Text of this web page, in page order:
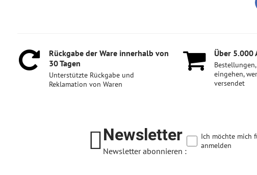
Rückgabe der Ware innerhalb von
30 Tagen
Unterstützte Rückgabe und
Reklamation von Waren
Über 5​.000
eingehen,
versendet
Newsletter
Newsletter abonnieren :
Ich möchte mich
anmelden